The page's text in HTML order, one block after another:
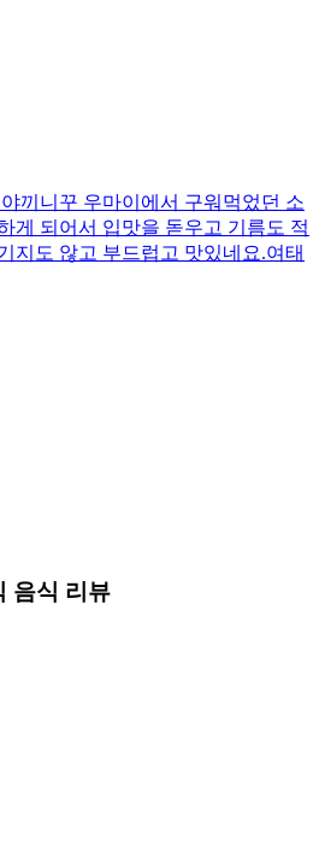
끼니꾸 우마이에서 구워먹었던 소
게 되어서 입맛을 돋우고 기름도 적
지도 않고 부드럽고 맛있네요.여태
음식 리뷰